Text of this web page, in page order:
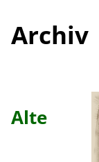
Archiv
Alte